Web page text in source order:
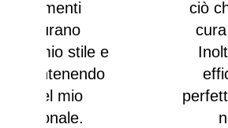
ciò che conta
cura dei nostri
Inoltre, il sistema
efficiente,
perfettamente
nostre